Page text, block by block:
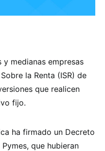
y medianas empresas
la Renta (ISR) de
que realicen
fijo.
ha firmado un Decreto
que hubieran